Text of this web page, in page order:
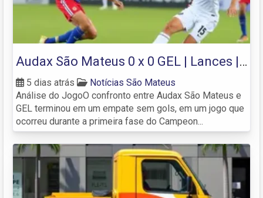
Audax São Mateus 0 x 0 GEL | Lances |
1ª Fase | Campeonato Capixaba Série B
2026
5 dias atrás
Notícias São Mateus
Análise do JogoO confronto entre Audax São Mateus e
GEL terminou em um empate sem gols, em um jogo que
ocorreu durante a primeira fase do Campeon...